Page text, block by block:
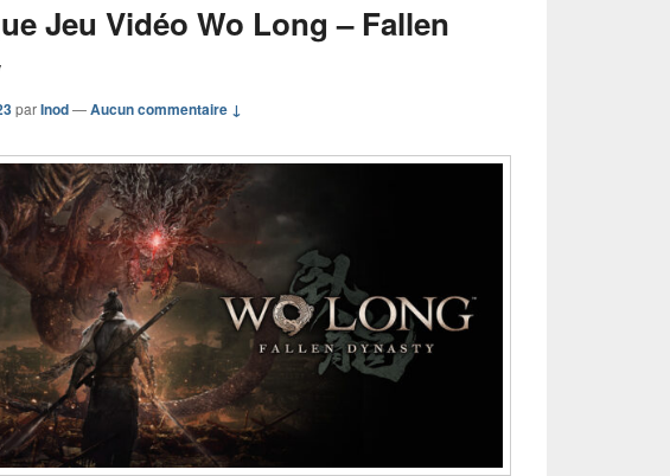
Jeu Vidéo Wo Long – Fallen
parInod—Aucun commentaire ↓